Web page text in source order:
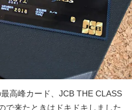
高峰カード、JCB THE CLASS
で来たときはドキドキしました